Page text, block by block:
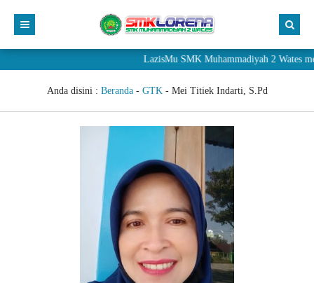
LazisMu SMK Muhammadiyah 2 Wates
Anda disini : Beranda- GTK- Mei Titiek Indarti, S.Pd